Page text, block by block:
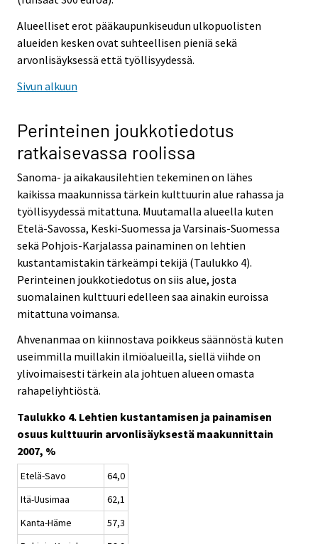
Alueelliset erot pääkaupunkiseudun ulkopuolisten
alueiden kesken ovat suhteellisen pieniä sekä
arvonlisäyksessä että työllisyydessä.
Sivun alkuun
Perinteinen joukkotiedotus
ratkaisevassa roolissa
Sanoma- ja aikakausilehtien tekeminen on lähes
kaikissa maakunnissa tärkein kulttuurin alue rahassa ja
työllisyydessä mitattuna. Muutamalla alueella kuten
Etelä-Savossa, Keski-Suomessa ja Varsinais-Suomessa
sekä Pohjois-Karjalassa painaminen on lehtien
kustantamistakin tärkeämpi tekijä (Taulukko 4).
Perinteinen joukkotiedotus on siis alue, josta
suomalainen kulttuuri edelleen saa ainakin euroissa
mitattuna voimansa.
Ahvenanmaa on kiinnostava poikkeus säännöstä kuten
useimmilla muillakin ilmiöalueilla, siellä viihde on
ylivoimaisesti tärkein ala johtuen alueen omasta
rahapeliyhtiöstä.
Taulukko 4. Lehtien kustantamisen ja painamisen
osuus kulttuurin arvonlisäyksestä maakunnittain
2007, %
Etelä-Savo
64,0
Itä-Uusimaa
62,1
Kanta-Häme
57,3